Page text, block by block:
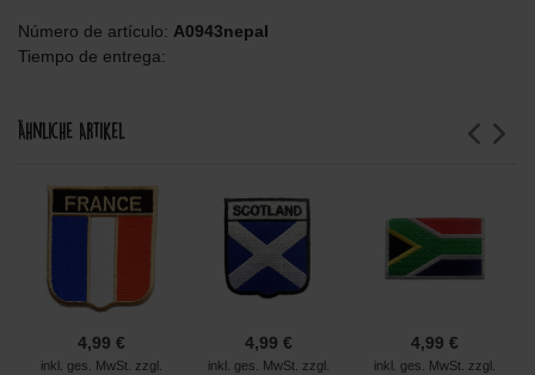
Número de artículo: A0943nepal
Tiempo de entrega:
Ähnliche Artikel
4,99 €
inkl. ges. MwSt. zzgl.
4,99 €
inkl. ges. MwSt. zzgl.
4,99 €
inkl. ges. MwSt. zzgl.